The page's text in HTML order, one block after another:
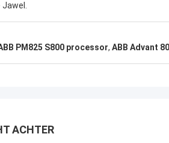
Jawel.
PM825 S800 processor, ABB Advant
ACHTER